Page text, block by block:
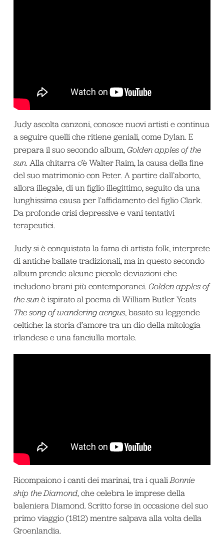
Judy ascolta canzoni, conosce nuovi artisti e continua
a seguire quelli che ritiene geniali, come Dylan. E
prepara il suo secondo album, Golden apples of the
sun. Alla chitarra c’è Walter Raim, la causa della fine
del suo matrimonio con Peter. A partire dall’aborto,
allora illegale, di un figlio illegittimo, seguito da una
lunghissima causa per l’affidamento del figlio Clark.
Da profonde crisi depressive e vani tentativi
terapeutici.
Judy si è conquistata la fama di artista folk, interprete
di antiche ballate tradizionali, ma in questo secondo
album prende alcune piccole deviazioni che
includono brani più contemporanei. Golden apples of
the sunè ispirato al poema di William Butler Yeats
The song of wandering aengus, basato su leggende
celtiche: la storia d’amore tra un dio della mitologia
irlandese e una fanciulla mortale.
Ricompaiono i canti dei marinai, tra i qualiBonnie
ship the Diamond, che celebra le imprese della
baleniera Diamond. Scritto forse in occasione del suo
primo viaggio (1812) mentre salpava alla volta della
Groenlandia.